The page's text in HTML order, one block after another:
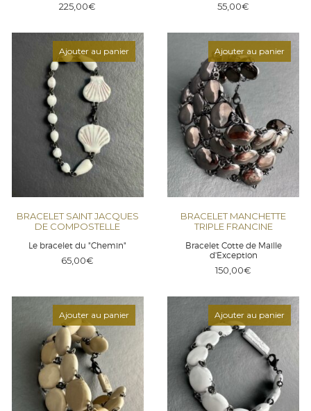
225,00€ 55,00€
BRACELET SAINT JACQUES
DE COMPOSTELLE
Le bracelet du "Chemin"
65,00€
Ajouter au panier
BRACELET MANCHETTE
TRIPLE FRANCINE
Bracelet Cotte de Maille
d'Exception
150,00€
Ajouter au panier
Ajouter au panier Ajouter au panier